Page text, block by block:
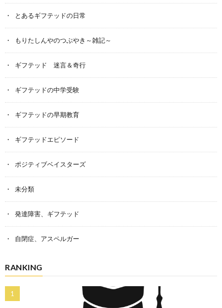
とあるギフテッドの日常
もりたしんやのつぶやき～雑記～
ギフテッド 迷言＆奇行
ギフテッドの中学受験
ギフテッドの早期教育
ギフテッドエピソード
ポジティブベイスターズ
未分類
発達障害、ギフテッド
自閉症、アスペルガー
RANKING